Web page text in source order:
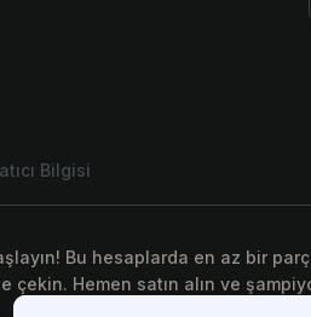
Bilgisi
Bu hesaplarda en az bir
Hemen satın alın ve